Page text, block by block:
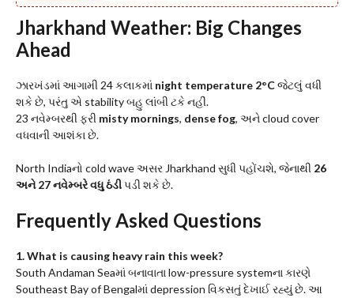
Jharkhand Weather: Big Changes
Ahead
ઝારખંડમાં આગામી 24 કલાકમાં night temperature 2°Cજેટલું વધી
શકે છે, પરંતુ એ stability બહુ લાંબી ટકે નહીં.
23 નવેમ્બરથી ફરી misty mornings, dense fog, અને cloud cover
વધવાની આશંકા છે.
North Indiaનો cold wave અસર Jharkhand સુધી પહોંચશે, જેનાથી 26
અને 27 નવેમ્બરે વધુ ઠંડીપડી શકે છે.
Frequently Asked Questions
1. What is causing heavy rain this week?
South Andaman Seaમાં બનાવાતા low-pressure systemના કારણે
Southeast Bay of Bengalમાં depression વિકસતું દેખાઈ રહ્યું છે. આ